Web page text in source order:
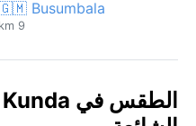
Busumbala
9 km